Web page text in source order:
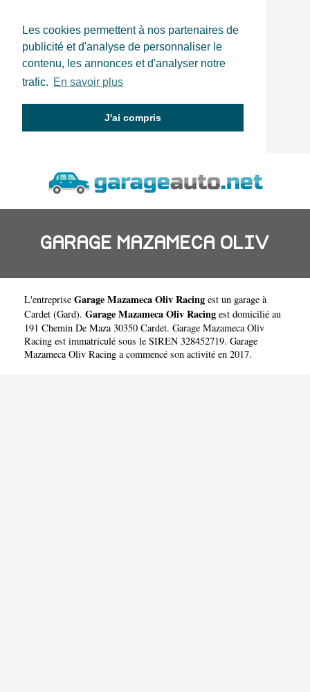
Les cookies permettent à nos partenaires de
publicité et d'analyse de personnaliser le
contenu, les annonces et d'analyser notre
trafic. En savoir plus
J'ai compris
GARAGE MAZAMECA OLIV
RACING
L'entreprise Garage Mazameca Oliv Racing est un garage à
Cardet (Gard). Garage Mazameca Oliv Racing est domicilié au
191 Chemin De Maza 30350 Cardet. Garage Mazameca Oliv
Racing est immatriculé sous le SIREN 328452719. Garage
Mazameca Oliv Racing a commencé son activité en 2017.